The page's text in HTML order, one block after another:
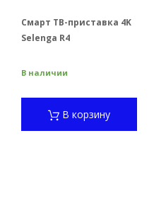
Смарт ТВ-приставка 4K
Selenga R4
В наличии
В корзину